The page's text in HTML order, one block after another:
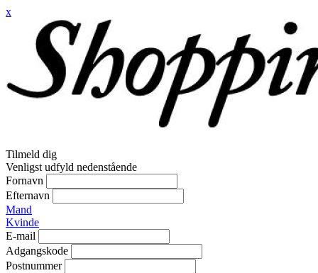
x
Tilmeld dig
Venligst udfyld nedenstående
Fornavn
Efternavn
Mand
Kvinde
E-mail
Adgangskode
Postnummer